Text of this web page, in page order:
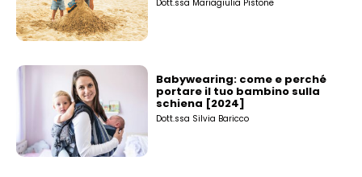
Dott.ssa Mariagiulia Pistone
Babywearing: come e perché
portare il tuo bambino sulla
schiena [2024]
Dott.ssa Silvia Baricco